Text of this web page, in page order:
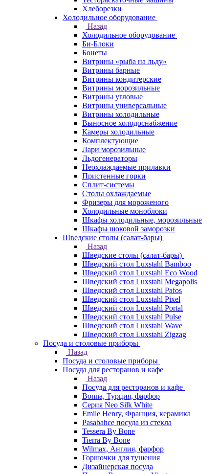
Хлеборезки
Холодильное оборудование
Назад
Холодильное оборудование
Би-Блоки
Бонеты
Витрины «рыба на льду»
Витрины барные
Витрины кондитерские
Витрины морозильные
Витрины угловые
Витрины универсальные
Витрины холодильные
Выносное холодоснабжение
Камеры холодильные
Комплектующие
Лари морозильные
Льдогенераторы
Неохлаждаемые прилавки
Пристенные горки
Сплит-системы
Столы охлаждаемые
Фризеры для мороженого
Холодильные моноблоки
Шкафы холодильные, морозильные
Шкафы шоковой заморозки
Шведские столы (салат-бары)
Назад
Шведские столы (салат-бары)
Шведский стол Luxstahl Bamboo
Шведский стол Luxstahl Eco Wood
Шведский стол Luxstahl Megapolis
Шведский стол Luxstahl Pafos
Шведский стол Luxstahl Pixel
Шведский стол Luxstahl Portal
Шведский стол Luxstahl Pulse
Шведский стол Luxstahl Wave
Шведский стол Luxstahl Zigzag
Посуда и столовые приборы
Назад
Посуда и столовые приборы
Посуда для ресторанов и кафе
Назад
Посуда для ресторанов и кафе
Bonna, Турция, фарфор
Cерия Neo Silk White
Emile Henry, Франция, керамика
Pasabahce посуда из стекла
Tessera By Bone
Tierra By Bone
Wilmax, Англия, фарфор
Горшочки для тушения
Дизайнерская посуда